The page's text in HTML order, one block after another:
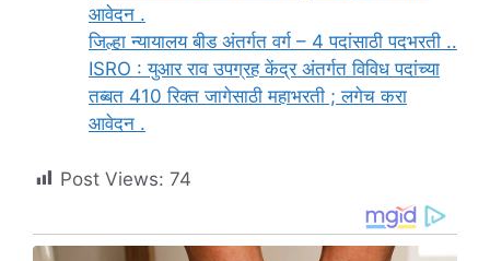
आवेदन .
जिल्हा न्यायालय बीड अंतर्गत वर्ग – 4 पदांसाठी पदभरती ..
ISRO : युआर राव उपग्रह केंद्र अंतर्गत विविध पदांच्या
तब्बत 410 रिक्त जागेसाठी महाभरती ; लगेच करा
आवेदन .
Post Views: 74